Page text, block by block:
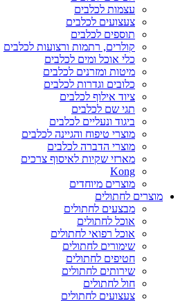
עצמות לכלבים
צעצועים לכלבים
תוספים לכלבים
קולרים, רתמות ורצועות לכלבים
כלי אוכל ומים לכלבים
מיטות ומזרנים לכלבים
כלובים וגדרות לכלבים
ציוד אילוף לכלבים
תגי שם לכלבים
ביגוד ונעליים לכלבים
מוצרי טיפוח והגיינה לכלבים
מוצרי הדברה לכלבים
מארזי שקיות לאיסוף צרכים
Kong
מוצרים מיוחדים
מוצרים לחתולים
מבצעים לחתולים
אוכל לחתולים
אוכל רפואי לחתולים
שימורים לחתולים
חטיפים לחתולים
שירותים לחתולים
חול לחתולים
צעצועים לחתולים